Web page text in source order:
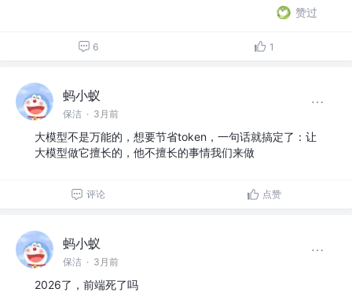
赞过
6 1
蚂小蚁
保洁 · 3月前
大模型不是万能的，想要节省token，一句话就搞定了：让
大模型做它擅长的，他不擅长的事情我们来做
评论 点赞
蚂小蚁
保洁 · 3月前
2026了，前端死了吗